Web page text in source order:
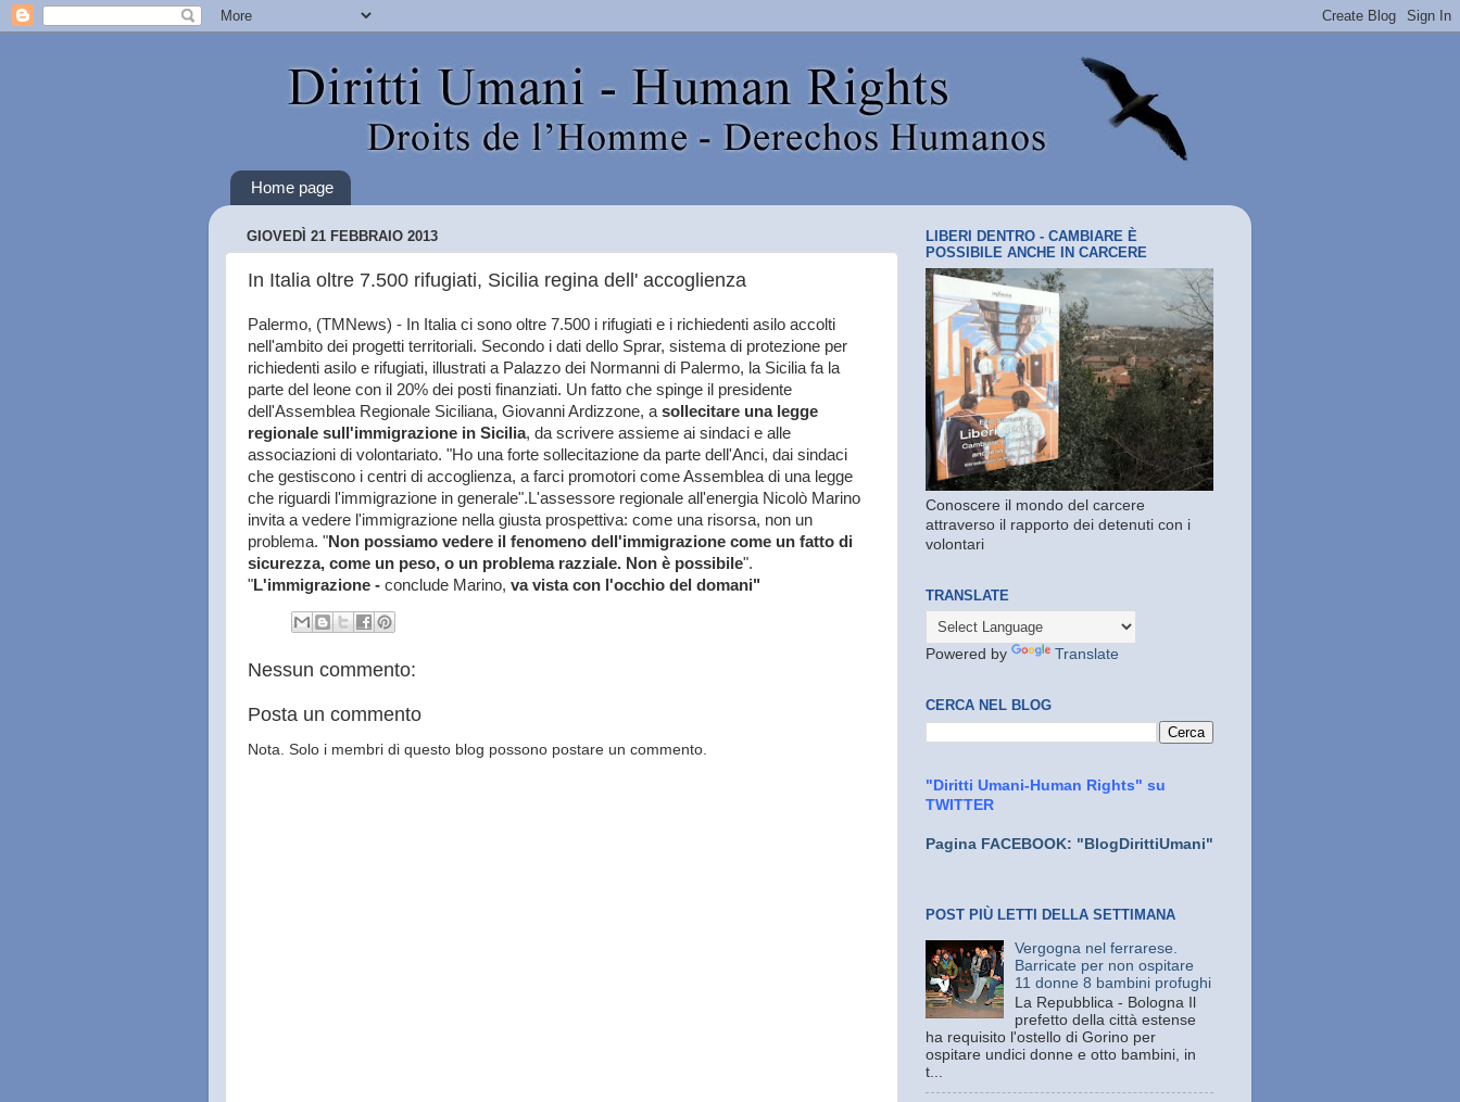
Home page
GIOVEDÌ 21 FEBBRAIO 2013
In Italia oltre 7.500 rifugiati, Sicilia regina dell' accoglienza
Palermo, (TMNews) - In Italia ci sono oltre 7.500 i rifugiati e i richiedenti asilo accolti
nell'ambito dei progetti territoriali. Secondo i dati dello Sprar, sistema di protezione per
richiedenti asilo e rifugiati, illustrati a Palazzo dei Normanni di Palermo, la Sicilia fa la
parte del leone con il 20% dei posti finanziati. Un fatto che spinge il presidente
dell'Assemblea Regionale Siciliana, Giovanni Ardizzone, a sollecitare una legge
regionale sull'immigrazione in Sicilia, da scrivere assieme ai sindaci e alle
associazioni di volontariato. "Ho una forte sollecitazione da parte dell'Anci, dai sindaci
che gestiscono i centri di accoglienza, a farci promotori come Assemblea di una legge
che riguardi l'immigrazione in generale".L'assessore regionale all'energia Nicolò Marino
invita a vedere l'immigrazione nella giusta prospettiva: come una risorsa, non un
problema. "Non possiamo vedere il fenomeno dell'immigrazione come un fatto di
sicurezza, come un peso, o un problema razziale. Non è possibile".
"L'immigrazione - conclude Marino, va vista con l'occhio del domani"
Nessun commento:
Posta un commento
Nota. Solo i membri di questo blog possono postare un commento.
LIBERI DENTRO - CAMBIARE È
POSSIBILE ANCHE IN CARCERE
Conoscere il mondo del carcere
attraverso il rapporto dei detenuti con i
volontari
TRANSLATE
Powered by Translate
CERCA NEL BLOG
"Diritti Umani-Human Rights" su
TWITTER
Pagina FACEBOOK: "BlogDirittiUmani"
POST PIÙ LETTI DELLA SETTIMANA
Vergogna nel ferrarese.
Barricate per non ospitare
11 donne 8 bambini profughi
La Repubblica - Bologna Il
prefetto della città estense
ha requisito l'ostello di Gorino per
ospitare undici donne e otto bambini, in
t...